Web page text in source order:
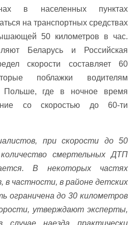
в населенных пунктах
на транспортных средствах
50 километров в час.
Беларусь и Российская
скорости составляет 60
поблажки водителям
Польше, где в ночное время
со скоростью до 60-ти
при скорости до 50
смертельных ДТП
В некоторых частях
в частности, в районе детских
ограничена до 30 километров
утверждают эксперты,
случае наезда практически